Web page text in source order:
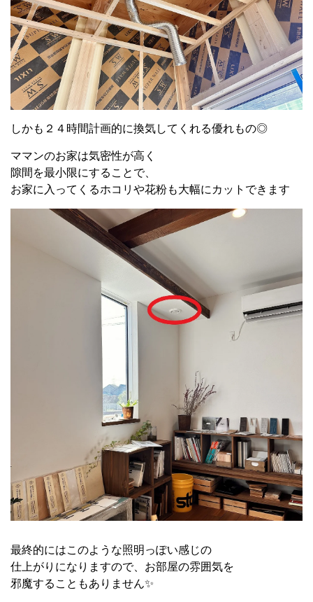
しかも２４時間計画的に換気してくれる優れもの◎
ママンのお家は気密性が高く
隙間を最小限にすることで、
お家に入ってくるホコリや花粉も大幅にカットできます
最終的にはこのような照明っぽい感じの
仕上がりになりますので、お部屋の雰囲気を
邪魔することもありません✨